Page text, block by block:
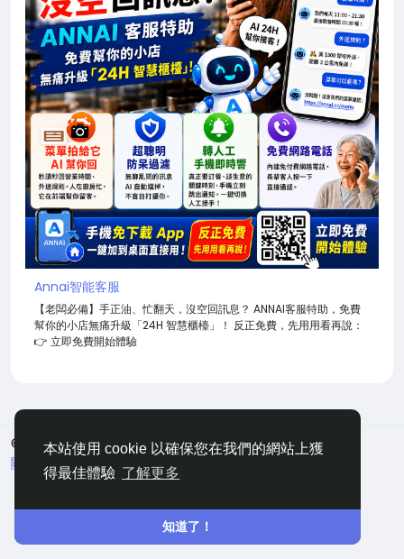
本站使用 cookie 以確保您在我們的網站上獲
得最佳體驗 了解更多
知道了！
Annai智能客服
【老闆必備】手正油、忙翻天，沒空回訊息？ ANNAI客服特助，免費
幫你的小店無痛升級「24H 智慧櫃檯」！ 反正免費，先用用看再說：
👉 立即免費開始體驗
© 2026 嘀咕
中文
關於
條款 隱私 聯絡 網站地圖